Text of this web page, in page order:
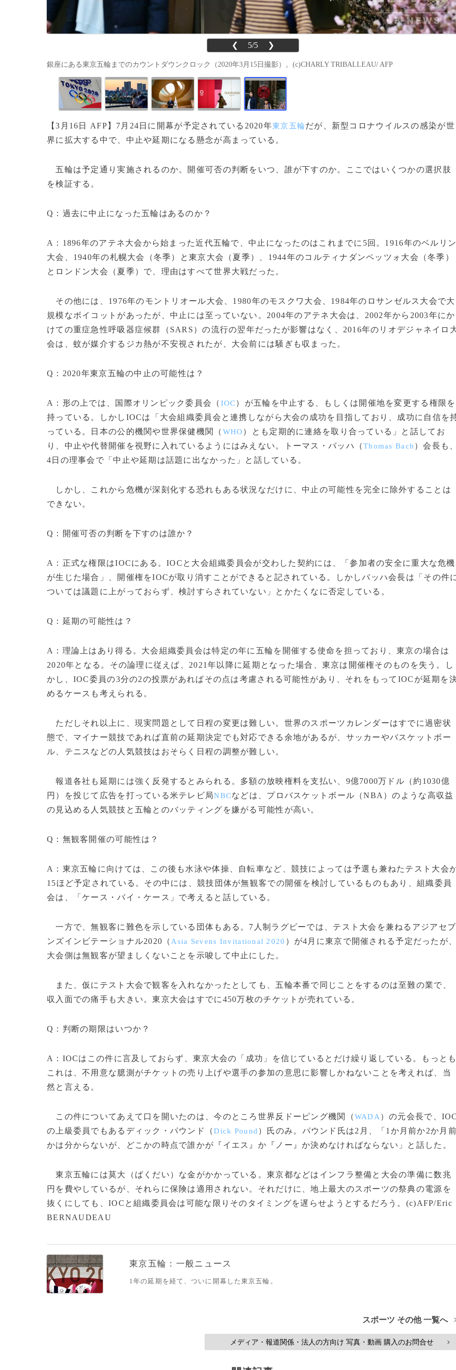
❮ 5/5 ❯
銀座にある東京五輪までのカウントダウンクロック（2020年3月15日撮影）。(c)CHARLY TRIBALLEAU/ AFP
【3月16日 AFP】7月24日に開幕が予定されている2020年東京五輪だが、新型コロナウイルスの感染が世
界に拡大する中で、中止や延期になる懸念が高まっている。
五輪は予定通り実施されるのか。開催可否の判断をいつ、誰が下すのか。ここではいくつかの選択肢
を検証する。
Q：過去に中止になった五輪はあるのか？
A：1896年のアテネ大会から始まった近代五輪で、中止になったのはこれまでに5回。1916年のベルリ
大会、1940年の札幌大会（冬季）と東京大会（夏季）、1944年のコルティナダンペッツォ大会（冬季）
とロンドン大会（夏季）で、理由はすべて世界大戦だった。
その他には、1976年のモントリオール大会、1980年のモスクワ大会、1984年のロサンゼルス大会で大
規模なボイコットがあったが、中止には至っていない。2004年のアテネ大会は、2002年から2003年にか
けての重症急性呼吸器症候群（SARS）の流行の翌年だったが影響はなく、2016年のリオデジャネイロ
会は、蚊が媒介するジカ熱が不安視されたが、大会前には騒ぎも収まった。
Q：2020年東京五輪の中止の可能性は？
A：形の上では、国際オリンピック委員会（ IOC）が五輪を中止する、もしくは開催地を変更する権限を
持っている。しかしIOCは「大会組織委員会と連携しながら大会の成功を目指しており、成功に自信を
っている。日本の公的機関や世界保健機関（ WHO）とも定期的に連絡を取り合っている」と話してお
り、中止や代替開催を視野に入れているようにはみえない。トーマス・バッハ（Thomas Bach ）会長も
4日の理事会で「中止や延期は話題に出なかった」と話している。
しかし、これから危機が深刻化する恐れもある状況なだけに、中止の可能性を完全に除外することは
できない。
Q：開催可否の判断を下すのは誰か？
A：正式な権限はIOCにある。IOCと大会組織委員会が交わした契約には、「参加者の安全に重大な危機
が生じた場合」、開催権をIOCが取り消すことができると記されている。しかしバッハ会長は「その件
ついては議題に上がっておらず、検討すらされていない」とかたくなに否定している。
Q：延期の可能性は？
A：理論上はあり得る。大会組織委員会は特定の年に五輪を開催する使命を担っており、東京の場合は
2020年となる。その論理に従えば、2021年以降に延期となった場合、東京は開催権そのものを失う。し
かし、IOC委員の3分の2の投票があればその点は考慮される可能性があり、それをもってIOCが延期を
めるケースも考えられる。
ただしそれ以上に、現実問題として日程の変更は難しい。世界のスポーツカレンダーはすでに過密状
態で、マイナー競技であれば直前の延期決定でも対応できる余地があるが、サッカーやバスケットボー
ル、テニスなどの人気競技はおそらく日程の調整が難しい。
報道各社も延期には強く反発するとみられる。多額の放映権料を支払い、9億7000万ドル（約1030億
円）を投じて広告を打っている米テレビ局NBCなどは、プロバスケットボール（NBA）のような高収益
の見込める人気競技と五輪とのバッティングを嫌がる可能性が高い。
Q：無観客開催の可能性は？
A：東京五輪に向けては、この後も水泳や体操、自転車など、競技によっては予選も兼ねたテスト大会
15ほど予定されている。その中には、競技団体が無観客での開催を検討しているものもあり、組織委員
会は、「ケース・バイ・ケース」で考えると話している。
一方で、無観客に難色を示している団体もある。7人制ラグビーでは、テスト大会を兼ねるアジアセブ
ンズインビテーショナル2020（ Asia Sevens Invitational 2020 ）が4月に東京で開催される予定だったが
大会側は無観客が望ましくないことを示唆して中止にした。
また、仮にテスト大会で観客を入れなかったとしても、五輪本番で同じことをするのは至難の業で、
収入面での痛手も大きい。東京大会はすでに450万枚のチケットが売れている。
Q：判断の期限はいつか？
A：IOCはこの件に言及しておらず、東京大会の「成功」を信じているとだけ繰り返している。もっと
これは、不用意な臆測がチケットの売り上げや選手の参加の意思に影響しかねないことを考えれば、当
然と言える。
この件についてあえて口を開いたのは、今のところ世界反ドーピング機関（WADA ）の元会長で、
の上級委員でもあるディック・パウンド（Dick Pound ）氏のみ。パウンド氏は2月、「1か月前か2か月
かは分からないが、どこかの時点で誰かが『イエス』か『ノー』か決めなければならない」と話した。
東京五輪には莫大（ばくだい）な金がかかっている。東京都などはインフラ整備と大会の準備に数兆
円を費やしているが、それらに保険は適用されない。それだけに、地上最大のスポーツの祭典の電源を
抜くにしても、IOCと組織委員会は可能な限りそのタイミングを遅らせようとするだろう。(c)AFP/Eric
BERNAUDEAU
東京五輪：一般ニュース
1年の延期を経て、ついに開幕した東京五輪。
スポーツ その他 一覧へ
メディア・報道関係・法人の方向け 写真・動画 購入のお問合せ >